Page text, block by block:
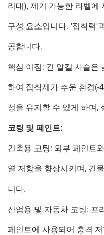
리대), 제거 가능한 라벨에
구성 요소입니다. '접착력'
공합니다.
핵심 이점: 긴 알킬 사슬은
하여 접착제가 추운 환경(-
성을 유지할 수 있게 하며,
코팅 및 페인트:
건축용 코팅: 외부 페인트
열 저항을 향상시키며, 건
니다.
산업용 및 자동차 코팅: 프
페인트에 사용되어 충격